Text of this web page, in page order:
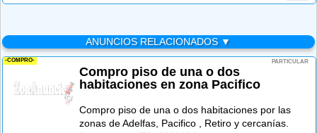
ANUNCIOS RELACIONADOS ▼
-COMPRO- PARTICULAR
Compro piso de una o dos
habitaciones en zona Pacifico
Compro piso de una o dos habitaciones por las
zonas de Adelfas, Pacifico , Retiro y cercanías.